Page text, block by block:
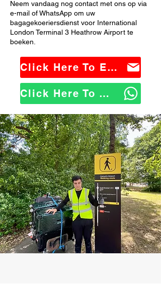
Neem vandaag nog contact met ons op via
e-mail of WhatsApp om uw
bagagekoeriersdienst voor International
London Terminal 3 Heathrow Airport te
boeken.
Click Here To Email Us
Click Here To WhatsApp Us